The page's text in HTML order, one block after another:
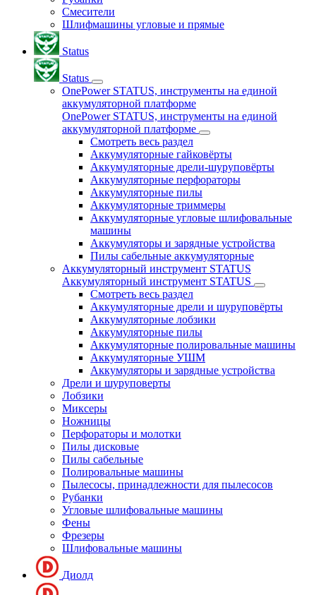
Смесители
Шлифмашины угловые и прямые
Status
Status
OnePower STATUS, инструменты на единой
аккумуляторной платформе
OnePower STATUS, инструменты на единой
аккумуляторной платформе
Смотреть весь раздел
Аккумуляторные гайковёрты
Аккумуляторные дрели-шуруповёрты
Аккумуляторные перфораторы
Аккумуляторные пилы
Аккумуляторные триммеры
Аккумуляторные угловые шлифовальные
машины
Аккумуляторы и зарядные устройства
Пилы сабельные аккумуляторные
Аккумуляторный инструмент STATUS
Аккумуляторный инструмент STATUS
Смотреть весь раздел
Аккумуляторные дрели и шуруповёрты
Аккумуляторные лобзики
Аккумуляторные пилы
Аккумуляторные полировальные машины
Аккумуляторные УШМ
Аккумуляторы и зарядные устройства
Дрели и шуруповерты
Лобзики
Миксеры
Ножницы
Перфораторы и молотки
Пилы дисковые
Пилы сабельные
Полировальные машины
Пылесосы, принадлежности для пылесосов
Рубанки
Угловые шлифовальные машины
Фены
Фрезеры
Шлифовальные машины
Диолд